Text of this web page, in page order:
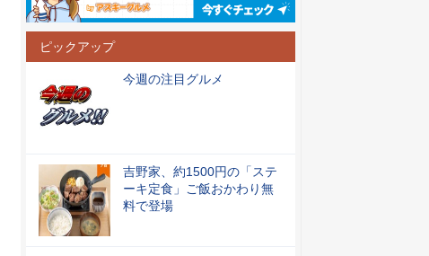
ピックアップ
今週の注目グルメ
吉野家、約1500円の「ステ
ーキ定食」ご飯おかわり無
料で登場